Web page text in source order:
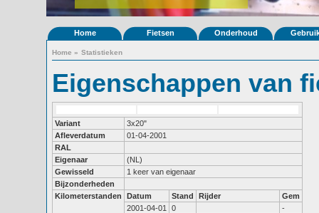
Home Fietsen Onderhoud
Home » Statistieken
Eigenschappen van
Variant
3x20"
Afleverdatum
01-04-2001
RAL
Eigenaar
(NL)
Gewisseld
1 keer van eigenaar
Bijzonderheden
Kilometerstanden
Datum Stand Rijder
Gem
2001-04-01
0
-